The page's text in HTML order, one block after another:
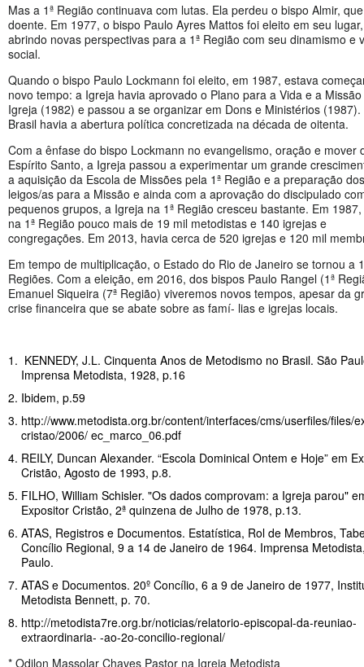
Mas a 1ª Região continuava com lutas. Ela perdeu o bispo Almir,
doente. Em 1977, o bispo Paulo Ayres Mattos foi eleito em seu lugar,
abrindo novas perspectivas para a 1ª Região com seu dinamismo e
social.
Quando o bispo Paulo Lockmann foi eleito, em 1987, estava
novo tempo: a Igreja havia aprovado o Plano para a Vida e a
Igreja (1982) e passou a se organizar em Dons e Ministérios (1987).
Brasil havia a abertura política concretizada na década de oitenta.
Com a ênfase do bispo Lockmann no evangelismo, oração e mover
Espírito Santo, a Igreja passou a experimentar um grande
a aquisição da Escola de Missões pela 1ª Região e a preparação
leigos/as para a Missão e ainda com a aprovação do discipulado
pequenos grupos, a Igreja na 1ª Região cresceu bastante. Em
na 1ª Região pouco mais de 19 mil metodistas e 140 igrejas e
congregações. Em 2013, havia cerca de 520 igrejas e 120 mil
Em tempo de multiplicação, o Estado do Rio de Janeiro se tornou a
Regiões. Com a eleição, em 2016, dos bispos Paulo Rangel (1ª
Emanuel Siqueira (7ª Região) viveremos novos tempos, apesar da
crise financeira que se abate sobre as famí- lias e igrejas locais.
KENNEDY, J.L. Cinquenta Anos de Metodismo no Brasil. São
Imprensa Metodista, 1928, p.16
Ibidem, p.59
http://www.metodista.org.br/content/interfaces/cms/userfiles/files/
cristao/2006/ ec_marco_06.pdf
REILY, Duncan Alexander. “Escola Dominical Ontem e Hoje” em
Cristão, Agosto de 1993, p.8.
FILHO, William Schisler. "Os dados comprovam: a Igreja parou"
Expositor Cristão, 2ª quinzena de Julho de 1978, p.13.
ATAS, Registros e Documentos. Estatística, Rol de Membros,
Concílio Regional, 9 a 14 de Janeiro de 1964. Imprensa
Paulo.
ATAS e Documentos. 20º Concílio, 6 a 9 de Janeiro de 1977,
Metodista Bennett, p. 70.
http://metodista7re.org.br/noticias/relatorio-episcopal-da-reuniao-
extraordinaria- -ao-2o-concilio-regional/
* Odilon Massolar Chaves Pastor na Igreja Metodista